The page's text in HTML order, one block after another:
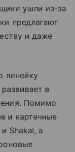
ушли из-за
предлагают
и даже
линейку
в
Помимо
и картечные
Shakal, а